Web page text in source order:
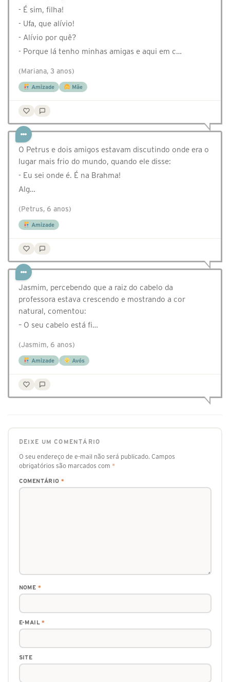
- É sim, filha!
- Ufa, que alívio!
- Alívio por quê?
- Porque lá tenho minhas amigas e aqui em c…
(Mariana, 3 anos)
Amizade Mãe
O Petrus e dois amigos estavam discutindo onde era o
lugar mais frio do mundo, quando ele disse:
- Eu sei onde é. É na Brahma!
Alg…
(Petrus, 6 anos)
Amizade
Jasmim, percebendo que a raiz do cabelo da
professora estava crescendo e mostrando a cor
natural, comentou:
– O seu cabelo está fi…
(Jasmim, 6 anos)
Amizade Avós
DEIXE UM COMENTÁRIO
O seu endereço de e-mail não será publicado. Campos
obrigatórios são marcados com *
COMENTÁRIO *
NOME *
E-MAIL*
SITE